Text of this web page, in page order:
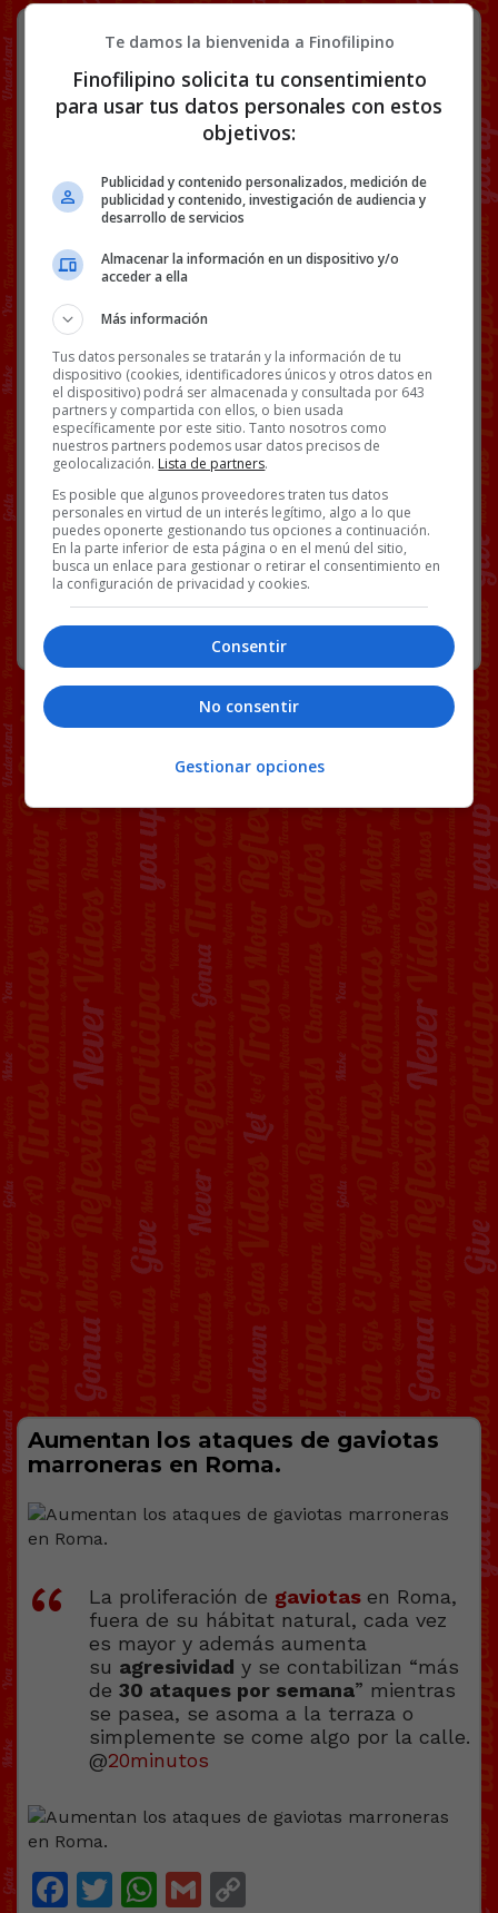
El gremio de los coleccionistas de
latas de bebidas energéticas es…
ESPECIAL.
Para todos los amantes de la frenología, os
traigo esta joya.pic.twitter.com/yIigOquH6r
— Osito (@emerre_inv)May 22, 2024
Facebook
Twitter
WhatsApp
Gmail
Copy
Link
104 COMENTARIOS
RANDOM 24 MAYO, 2024
Aumentan los ataques de gaviotas
marroneras en Roma.
La proliferación de gaviotas en Roma,
fuera de su hábitat natural, cada vez
es mayor y además aumenta
su agresividad y se contabilizan “más
de 30 ataques por semana” mientras
se pasea, se asoma a la terraza o
simplemente se come algo por la calle.
@20minutos
Facebook
Twitter
WhatsApp
Gmail
Te damos la bienvenida a Finofilipino
Finofilipino solicita tu consentimiento
para usar tus datos personales con estos
objetivos:
Publicidad y contenido personalizados, medición de
publicidad y contenido, investigación de audiencia y
desarrollo de servicios
Almacenar la información en un dispositivo y/o
acceder a ella
Más información
Tus datos personales se tratarán y la información de tu
dispositivo (cookies, identificadores únicos y otros datos en
el dispositivo) podrá ser almacenada y consultada por 643
partners y compartida con ellos, o bien usada
específicamente por este sitio. Tanto nosotros como
nuestros partners podemos usar datos precisos de
geolocalización. Lista de partners.
Es posible que algunos proveedores traten tus datos
personales en virtud de un interés legítimo, algo a lo que
puedes oponerte gestionando tus opciones a continuación.
En la parte inferior de esta página o en el menú del sitio,
busca un enlace para gestionar o retirar el consentimiento en
la configuración de privacidad y cookies.
Consentir
No consentir
Gestionar opciones